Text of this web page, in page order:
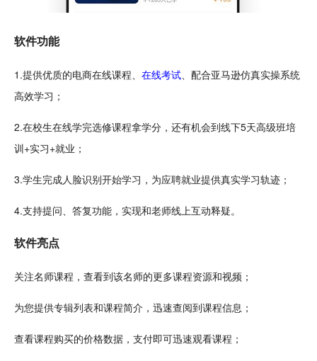
软件功能
1.提供优质的电商在线课程、 在线考试 配合亚马逊仿真实操系统
高效学习；
2.在校生在线学完选修课程拿学分，还有机会到线下5天高级班培
训+实习+就业；
3.学生完成人脸识别开始学习，为应聘就业提供真实学习轨迹；
4.支持提问、答复功能，实现和老师线上互动释疑。
软件亮点
关注名师课程，查看到该名师的更多课程资源和视频；
为您提供专辑列表和课程简介，迅速查阅到课程信息；
查看课程购买的价格数据 ，支付即可迅速观看课程；